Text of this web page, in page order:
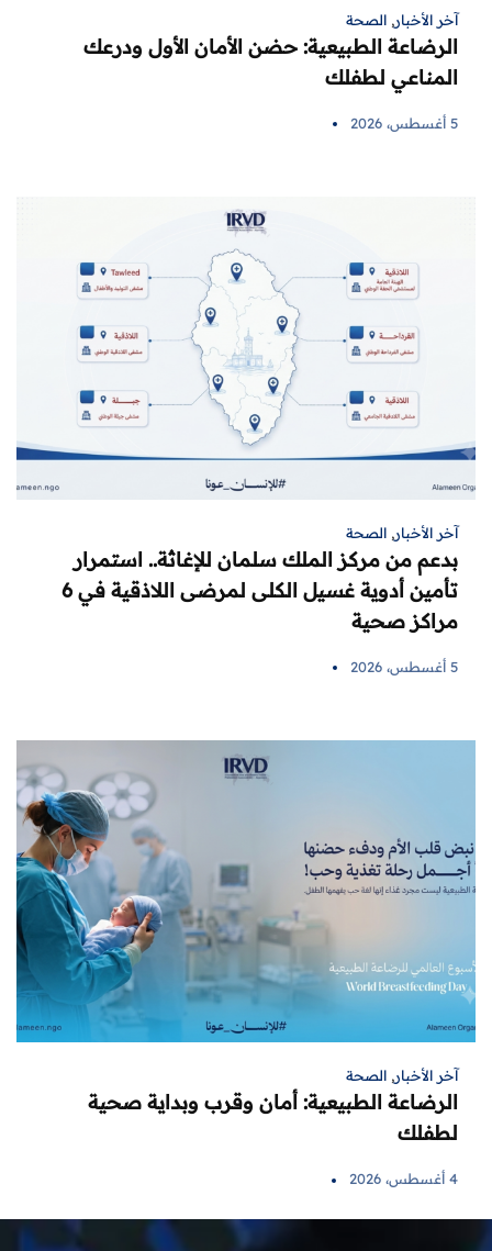
آخر الأخبار, الصحة
الرضاعة الطبيعية: حضن الأمان الأول ودرعك
المناعي لطفلك
5 أغسطس، 2026
آخر الأخبار, الصحة
بدعم من مركز الملك سلمان للإغاثة.. استمرار
تأمين أدوية غسيل الكلى لمرضى اللاذقية في 6
مراكز صحية
5 أغسطس، 2026
آخر الأخبار, الصحة
الرضاعة الطبيعية: أمان وقرب وبداية صحية
لطفلك
4 أغسطس، 2026